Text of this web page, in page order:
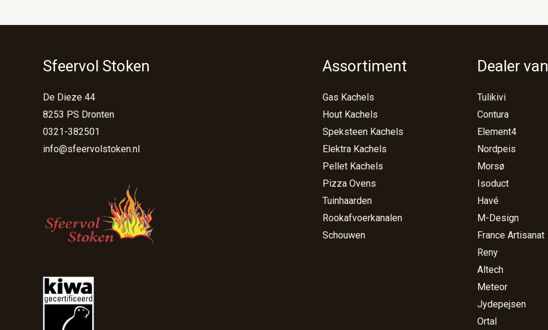
Sfeervol Stoken
De Dieze 44
8253 PS Dronten
0321-382501
info@sfeervolstoken.nl
Assortiment
Gas Kachels
Hout Kachels
Speksteen Kachels
Elektra Kachels
Pellet Kachels
Pizza Ovens
Tuinhaarden
Rookafvoerkanalen
Schouwen
Dealer van
Tulikivi
Contura
Element4
Nordpeis
Morsø
Isoduct
Havé
M-Design
France Artisanat
Reny
Altech
Meteor
Jydepejsen
Ortal